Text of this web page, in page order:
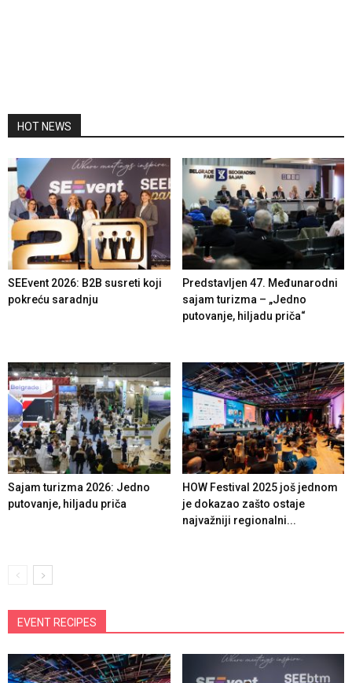
HOT NEWS
SEEvent 2026: B2B susreti koji
pokreću saradnju
Predstavljen 47. Međunarodni
sajam turizma – „Jedno
putovanje, hiljadu priča“
Sajam turizma 2026: Jedno
putovanje, hiljadu priča
HOW Festival 2025 još jednom
je dokazao zašto ostaje
najvažniji regionalni...
EVENT RECIPES